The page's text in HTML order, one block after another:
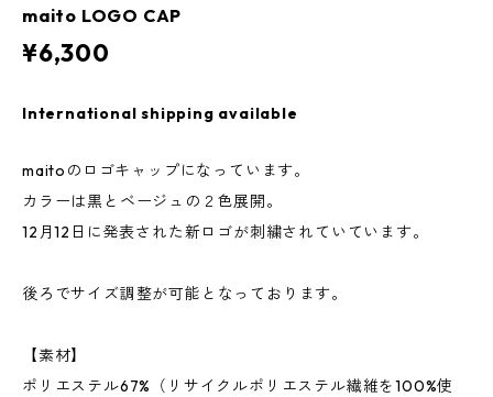
maito LOGO CAP
¥6,300
International shipping available
maitoのロゴキャップになっています。
カラーは黒とベージュの２色展開。
12月12日に発表された新ロゴが刺繍されていています。
後ろでサイズ調整が可能となっております。
【素材】
ポリエステル67%（リサイクルポリエステル繊維を100%使